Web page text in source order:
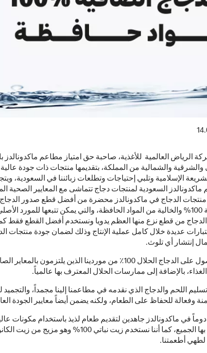
الرياض العالمية للأغذية، صاحبة حق امتياز مطاعم ماكدونالدز
والشمالية من المملكة، بتقديمها منتجات ذات جودة
الإسلامية وتلبي إحتياجات وتطلعات زبائننا في السعودية،
ماكدونالدز السعودية لمنتجات دجاج تتماشى مع المعايير الصحية
الدجاج في ماكدونالدز محضرة من أفضل قطع صدور الدجاج
والصافية 100% والخالية من المواد الحافظة، والتي يمكن تتبعها للمورد
من قطع نزع منها العظم يدويا ونستخدم أفضل القطع فقط
عديدة خلال كامل عملية الإنتاج وذلك لضمان جودة منتجات
إنتشار أي تلوث.
يتم الحصول على الدجاج الحلال 100٪ من موردينا الذين يلتزمون
بالإضافة إلى ممارسات الحلال المعترف بها عالمياً.
تسليم اللحم والدجاج الذي نقدمه في مطاعمنا إلينا مجمداً،
وفعالة للحفاظ على الطعام، ولكنه يضمن أيضاً معايير الجودة
في ماكدونالدز جاهدين لتقديم طعام لذيذ باستخدام مكونات
ليستمتع بها الجميع، كما أننا نستخدم زيت نباتي 100% وهو
أطعمتنا.